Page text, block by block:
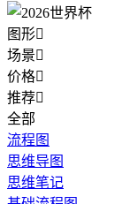
图形
场景
价格
推荐
全部
流程图
思维导图
思维笔记